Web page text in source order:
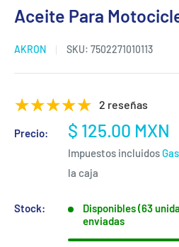
Aceite Para
AKRON SKU: 7502271010113
2 reseñas
Precio:
Precio
de
venta
$ 125.00 MXN
Impuestos incluidos
la caja
Stock:
Disponibles (63
enviadas